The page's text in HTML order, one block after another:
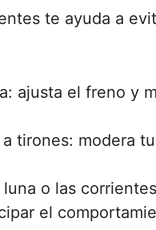
te ayuda a
ajusta el freno y
tirones: modera
o las
el